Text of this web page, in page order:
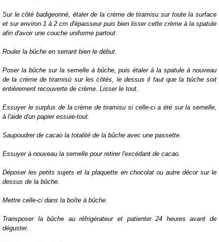
Sur le côté badigeonné, étaler de la crème de tiramisu sur toute la surface
et sur environ 1 à 2 cm d'épaisseur puis bien lisser cette crème à la spatule
afin d'avoir une couche uniforme partout.
Rouler la bûche en serrant bien le début.
Poser la bûche sur la semelle à bûche, puis étaler à la spatule à nouveau
de la crème de tiramisù sur les côtés, le dessus il faut que la bûche soit
entièrement recouverte de crème. Lisser le tout.
Essuyer le surplus de la crème de tiramisu si celle-ci a été sur la semelle,
à l'aide d'un papier essuie-tout.
Saupoudrer de cacao la totalité de la bûche avec une passette.
Essuyer à nouveau la semelle pour retirer l'excédant de cacao.
Déposer les petits sujets et la plaquette en chocolat ou autre décor sur le
dessus de la bûche.
Mettre celle-ci dans la boîte à bûche.
Transposer la bûche au réfrigérateur et patienter 24 heures avant de
déguster.